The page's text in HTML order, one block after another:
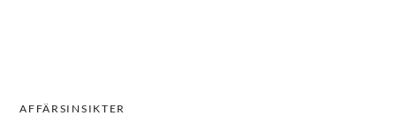
AFFÄRSINSIKTER